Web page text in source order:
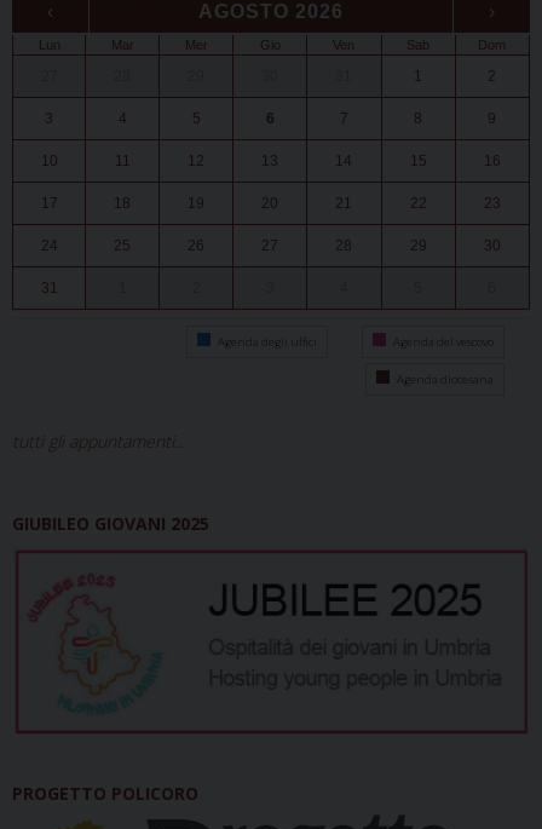
‹ AGOSTO 2026 ›
Lun Mar Mer Gio Ven Sab Dom
1 2
3 4 5 6 7 8 9
10 11 12 13 14 15 16
17 18 19 20 21 22 23
24 25 26 27 28 29 30
31
Agenda degli uffici Agenda del vescovo
Agenda diocesana
tutti gli appuntamenti...
GIUBILEO GIOVANI 2025
PROGETTO POLICORO